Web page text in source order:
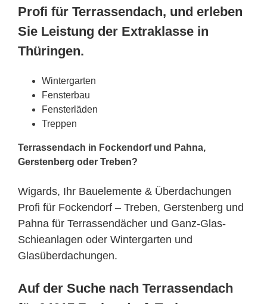
Profi für Terrassendach, und erleben
Sie Leistung der Extraklasse in
Thüringen.
Wintergarten
Fensterbau
Fensterläden
Treppen
Terrassendach in Fockendorf und Pahna,
Gerstenberg oder Treben?
Wigards, Ihr Bauelemente & Überdachungen
Profi für Fockendorf – Treben, Gerstenberg und
Pahna für Terrassendächer und Ganz-Glas-
Schieanlagen oder Wintergarten und
Glasüberdachungen.
Auf der Suche nach Terrassendach